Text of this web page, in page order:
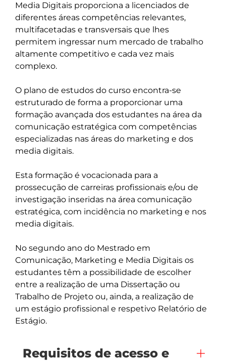
Media Digitais proporciona a licenciados de
diferentes áreas competências relevantes,
multifacetadas e transversais que lhes
permitem ingressar num mercado de trabalho
altamente competitivo e cada vez mais
complexo.
O plano de estudos do curso encontra-se
estruturado de forma a proporcionar uma
formação avançada dos estudantes na área da
comunicação estratégica com competências
especializadas nas áreas do marketing e dos
media digitais.
Esta formação é vocacionada para a
prossecução de carreiras profissionais e/ou de
investigação inseridas na área comunicação
estratégica, com incidência no marketing e nos
media digitais.
No segundo ano do Mestrado em
Comunicação, Marketing e Media Digitais os
estudantes têm a possibilidade de escolher
entre a realização de uma Dissertação ou
Trabalho de Projeto ou, ainda, a realização de
um estágio profissional e respetivo Relatório de
Estágio.
Requisitos de acesso e